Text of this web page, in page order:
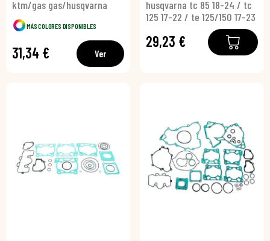
ktm/gas gas/husqvarna
MÁS COLORES DISPONIBLES
31,34 € Ver
husqvarna tc 85 18-24 / tc
125 17-22 / te 125/150 17-23
29,23 €